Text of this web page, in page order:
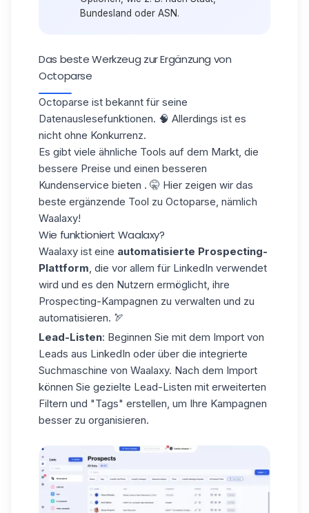
Bundesland oder ASN.
Das beste Werkzeug zur Ergänzung von
Octoparse
Octoparse ist bekannt für seine
Datenauslesefunktionen. 🧠 Allerdings ist es
nicht ohne Konkurrenz.
Es gibt viele ähnliche Tools auf dem Markt, die
bessere Preise und einen besseren
Kundenservice bieten . 🤫 Hier zeigen wir das
beste ergänzende Tool zu Octoparse, nämlich
Waalaxy!
Wie funktioniert Waalaxy?
Waalaxy ist eine automatisierte Prospecting-
Plattform, die vor allem für LinkedIn verwendet
wird und es den Nutzern ermöglicht, ihre
Prospecting-Kampagnen zu verwalten und zu
automatisieren. 🏹
Lead-Listen: Beginnen Sie mit dem Import von
Leads aus LinkedIn oder über die integrierte
Suchmaschine von Waalaxy. Nach dem Import
können Sie gezielte Lead-Listen mit erweiterten
Filtern und "Tags" erstellen, um Ihre Kampagnen
besser zu organisieren.